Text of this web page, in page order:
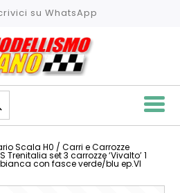
su WhatsApp
Scala H0 /Carri e Carrozze
Trenitalia set 3 carrozze ‘Vivalto’ 1
con fasce verde/blu ep.VI